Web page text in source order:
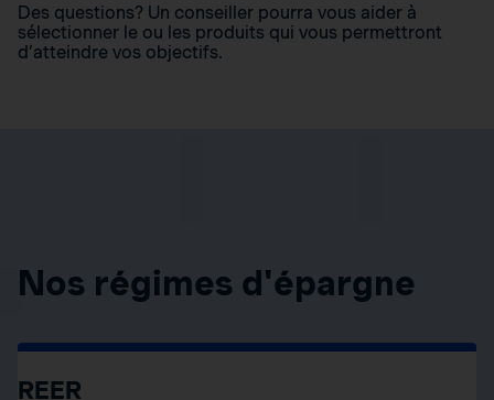
Des questions? Un conseiller pourra vous aider à
sélectionner le ou les produits qui vous permettront
d’atteindre vos objectifs.
Nos régimes d'épargne
REER